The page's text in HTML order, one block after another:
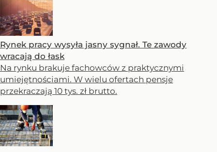
Rynek pracy wysyła jasny sygnał. Te zawody
wracają do łask
Na rynku brakuje fachowców z praktycznymi
umiejętnościami. W wielu ofertach pensje
przekraczają 10 tys. zł brutto.